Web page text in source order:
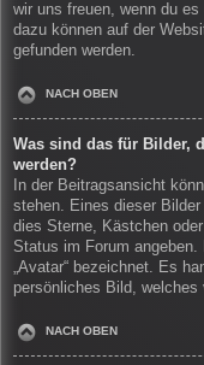
wir uns freuen, wenn du
dazu können auf der
gefunden werden.
NACH OBEN
Was sind das für Bilder,
werden?
In der Beitragsansicht
stehen. Eines dieser
dies Sterne, Kästchen
Status im Forum
„Avatar“ bezeichnet. Es
persönliches Bild,
NACH OBEN